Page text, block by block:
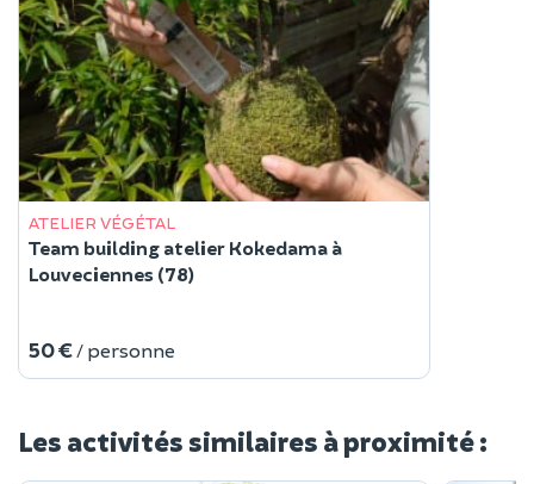
ATELIER VÉGÉTAL
Team building atelier Kokedama à
Louveciennes (78)
50 € / personne
Les activités similaires à proximité :